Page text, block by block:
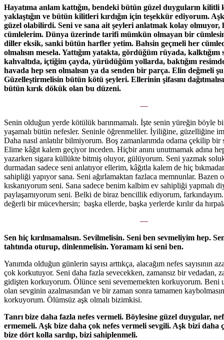
Hayatıma anlam kattığın, bendeki bütün güzel duyguların kilitli
yaklaştığın ve bütün kilitleri kırdığın için teşekkür ediyorum.
güzel olabilirdi. Seni ve sana ait şeyleri anlatmak kolay olmuyor,
cümlelerim. Dünya üzerinde tarifi mümkün olmayan bir
diller eksik, sanki bütün harfler yetim. Bahsin geçmeli her
olmalısın mesela. Yattığım yatakta, gördüğüm rüyada,
kahvaltıda, içtiğim çayda, yürüdüğüm yollarda, baktığım
havada hep sen olmalısın ya da senden bir parça. Elin değmeli
Güzelleştirmelisin bütün kötü şeyleri. Ellerinin şifasını
bütün kırık dökük olan bu düzeni.
—
Senin olduğun yerde kötülük barınmamalı. İşte senin yüreğin böyle
yaşamalı bütün nefesler. Seninle öğrenmeliler. İyiliğine, güzelliğine
Daha nasıl anlatılır bilmiyorum. Boş zamanlarımda odama çekilip bir
Elime kâğıt kalem geçiyor inceden. Hiçbir anını unutmamak adına
yazarken sigara küllükte bitmiş oluyor, gülüyorum. Seni yazmak
durmadan sadece seni anlatıyor ellerim, kâğıtla kalem de hiç
sahipliği yapıyor sana. Seni ağırlamaktan fazlaca memnunlar. Bazen
kıskanıyorum seni. Sana sadece benim kalbim ev sahipliği yapmalı
paylaşamıyorum seni. Belki de biraz bencillik ediyorum,
değerli bir mücevhersin; başka ellerde, başka yerlerde kırılır da
—
Sen hiç kırılmamalısın. Sevilmelisin. Seni ben sevmeliyim hep.
tahtında oturup, dinlenmelisin. Yoramam ki seni ben.
Yanımda olduğun günlerin sayısı arttıkça, alacağım nefes sayısının
çok korkutuyor. Seni daha fazla sevecekken, zamansız bir vedadan,
gidişten korkuyorum. Ölünce seni sevememekten korkuyorum. Beni
olan sevginin azalmasından ve bir zaman sonra tamamen
korkuyorum. Ölümsüz aşk olmalı bizimkisi.
Tanrı bize daha fazla nefes vermeli. Böylesine güzel duygular,
ermemeli. Aşk bize daha çok nefes vermeli sevgili. Aşk bizi daha
bize dört kolla sarılıp, bizi sahiplenmeli.